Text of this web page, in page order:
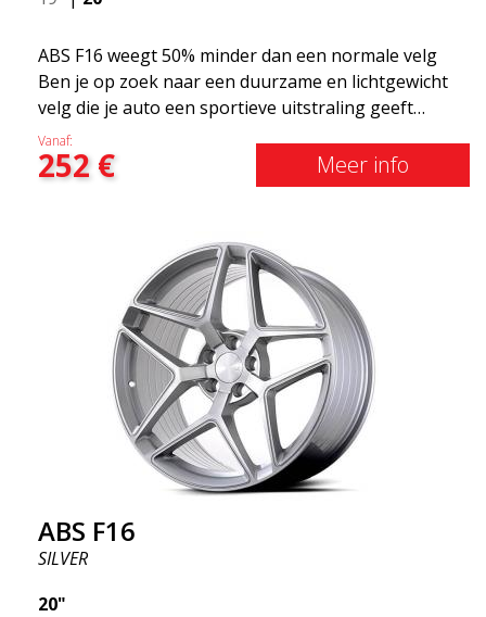
ABS F16 weegt 50% minder dan een normale velg
Ben je op zoek naar een duurzame en lichtgewicht
velg die je auto een sportieve uitstraling geeft
zonder het shirt te kosten? ABS F16 is onze eigen
poging om kwaliteitsbewuste klanten te voorzien
van een velg die profiteert van de nieuwste
productie. De velgen van de toekomst zijn een
gebied waar de ontwikkeling snel vordert en ABS
F16 staat echt op de voorgrond!
Vanaf:
252€ Meer info
ABS F16
SILVER
20"